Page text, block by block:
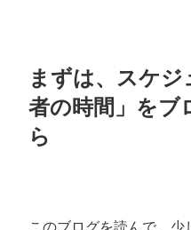
まずは、スケ
者の時間」を
ら